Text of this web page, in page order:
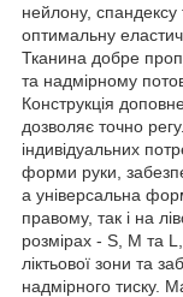
нейлону, спандексу
оптимальну
Тканина добре
та надмірному
Конструкція
дозволяє точно
індивідуальних
форми руки,
а універсальна
правому, так і на
розмірах - S, M та
ліктьової зони та
надмірного тиску.